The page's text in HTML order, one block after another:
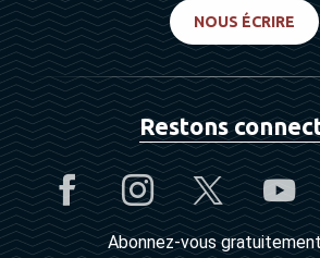
NOUS ÉCRIRE
Restons
Abonnez-vous